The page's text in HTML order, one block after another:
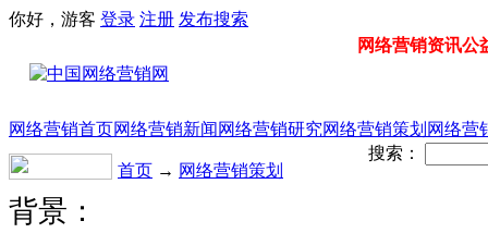
你好，游客 登录 注册 发布搜索
网络营销资讯公
网络营销首页网络营销新闻 网络营销研究网络营销策划 网络营
首页 → 网络营销策划
搜索：
背景：